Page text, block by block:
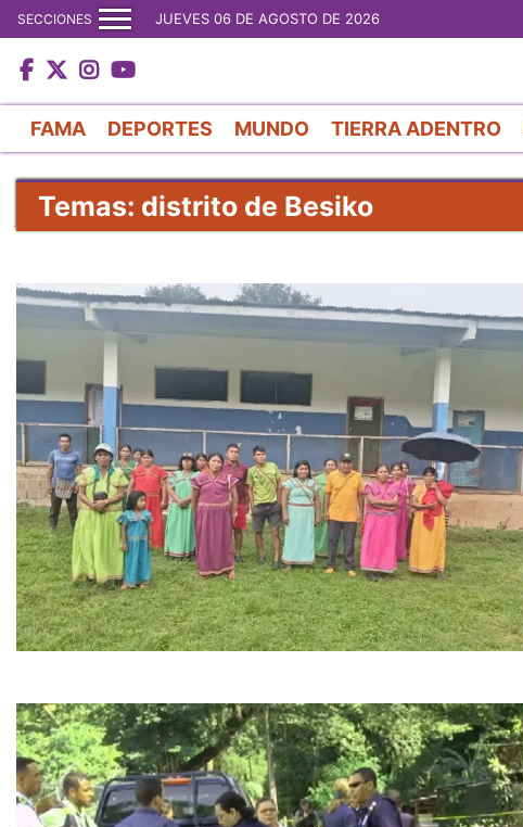
SECCIONES JUEVES 06 DE AGOSTO DE 2026
FAMA DEPORTES MUNDO TIERRA ADENTRO
Temas: distrito de Besiko